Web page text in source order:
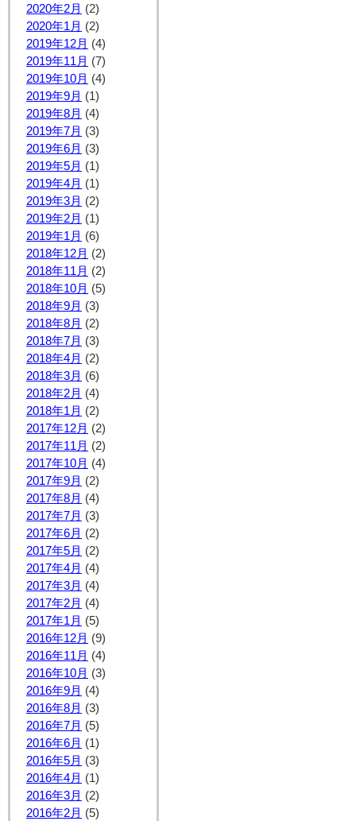
2020年2月 (2)
2020年1月 (2)
2019年12月 (4)
2019年11月 (7)
2019年10月 (4)
2019年9月 (1)
2019年8月 (4)
2019年7月 (3)
2019年6月 (3)
2019年5月 (1)
2019年4月 (1)
2019年3月 (2)
2019年2月 (1)
2019年1月 (6)
2018年12月 (2)
2018年11月 (2)
2018年10月 (5)
2018年9月 (3)
2018年8月 (2)
2018年7月 (3)
2018年4月 (2)
2018年3月 (6)
2018年2月 (4)
2018年1月 (2)
2017年12月 (2)
2017年11月 (2)
2017年10月 (4)
2017年9月 (2)
2017年8月 (4)
2017年7月 (3)
2017年6月 (2)
2017年5月 (2)
2017年4月 (4)
2017年3月 (4)
2017年2月 (4)
2017年1月 (5)
2016年12月 (9)
2016年11月 (4)
2016年10月 (3)
2016年9月 (4)
2016年8月 (3)
2016年7月 (5)
2016年6月 (1)
2016年5月 (3)
2016年4月 (1)
2016年3月 (2)
2016年2月 (5)